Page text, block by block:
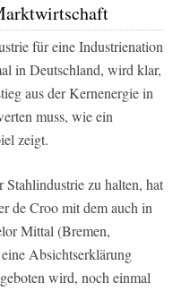
für eine Industrienation
in Deutschland, wird klar,
aus der Kernenergie in
muss, wie ein
zeigt.
zu halten, hat
de Croo mit dem auch in
Mittal (Bremen,
Absichtserklärung
wird, noch einmal